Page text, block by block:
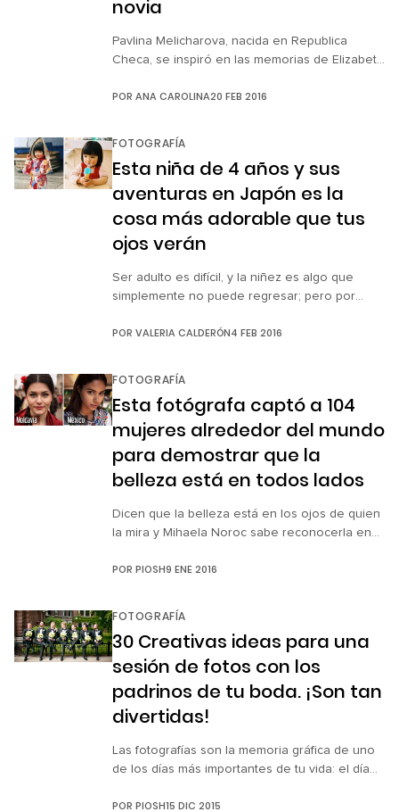
novia
Pavlina Melicharova, nacida en Republica
Checa, se inspiró en las memorias de Elizabeth
dejar un matrimonio que la estaba haciendo
intentarlo con su ex pareja. Así que dejó
lanzó a la aventura […]
POR ANA CAROLINA20 FEB 2016
FOTOGRAFÍA
Esta niña de 4 años y sus
aventuras en Japón es la
cosa más adorable que tus
ojos verán
Ser adulto es difícil, y la niñez es algo que
simplemente no puede regresar; pero por
miramos algunas fotografías. Es por eso que
aventuras de una pequeña de 4 años de edad
amigo en un pueblo […]
POR VALERIA CALDERÓN4 FEB 2016
FOTOGRAFÍA
Esta fotógrafa captó a 104
mujeres alrededor del mundo
para demostrar que la
belleza está en todos lados
Dicen que la belleza está en los ojos de quien
la mira y Mihaela Noroc sabe reconocerla en
decidió recorrer más de 45 países retratando
demostrando que la belleza se encuentra en
encuentra el toque […]
POR PIOSH9 ENE 2016
FOTOGRAFÍA
30 Creativas ideas para una
sesión de fotos con los
padrinos de tu boda. ¡Son tan
divertidas!
Las fotografías son la memoria gráfica de uno
de los días más importantes de tu vida: el día
esta celebración, pones especial atención en
POR PIOSH15 DIC 2015